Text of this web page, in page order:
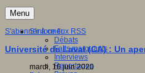
Menu
S'informer
Débats
Faits marquants
Interviews
Reportages
S'abonner à ce flux RSS
Université de Laval (CA) : Un
mardi, 16 juin 2020